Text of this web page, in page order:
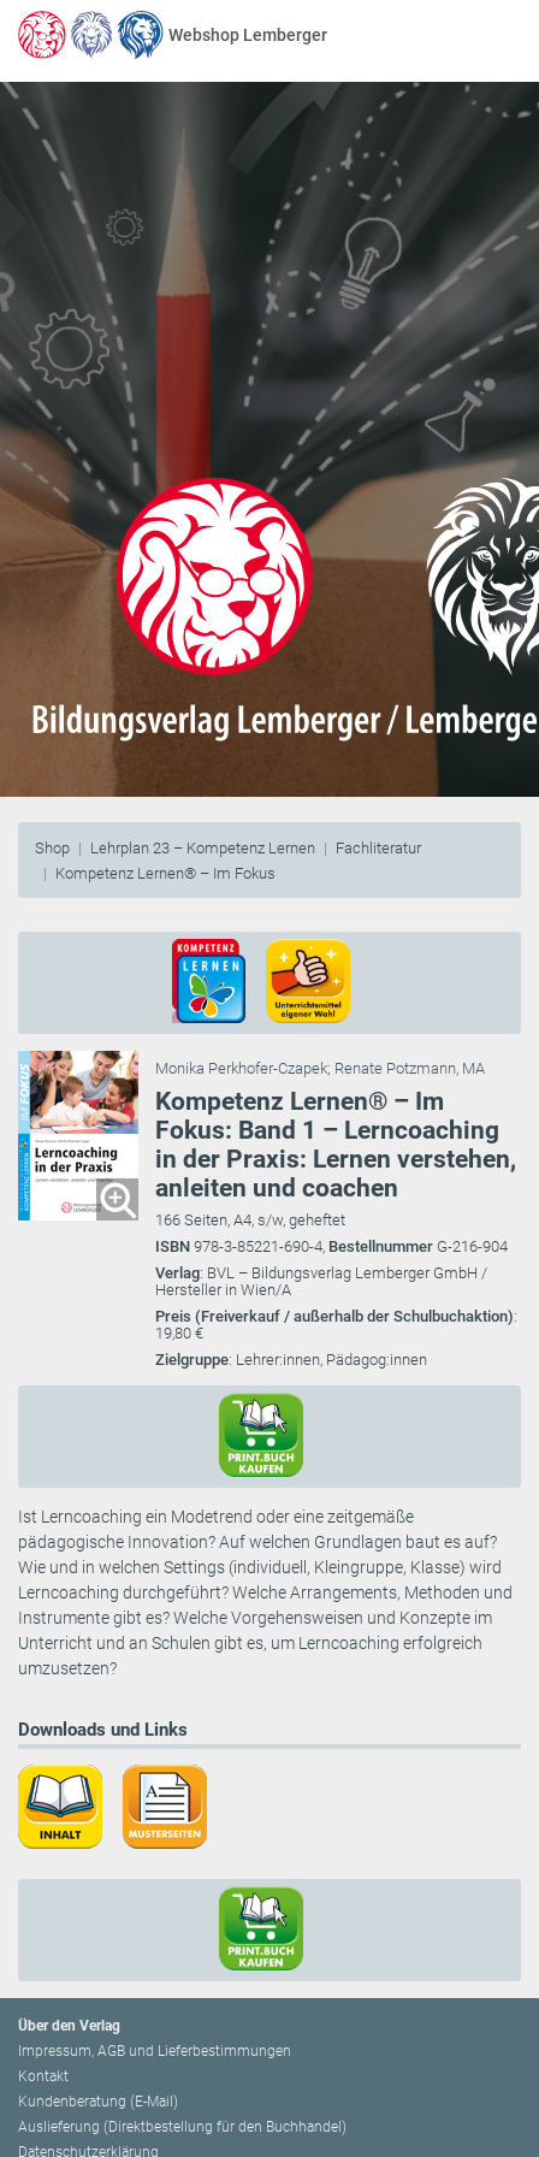
Webshop Lemberger
Shop Lehrplan 23 – Kompetenz Lernen
Fachliteratur
Kompetenz Lernen® – Im Fokus
Monika Perkhofer-Czapek; Renate Potzmann, MA
Kompetenz Lernen® – Im
Fokus: Band 1 – Lerncoaching
in der Praxis: Lernen verstehen,
anleiten und coachen
166 Seiten, A4, s/w, geheftet
ISBN 978-3-85221-690-4, Bestellnummer G-216-904
Verlag: BVL – Bildungsverlag Lemberger GmbH /
Hersteller in Wien/A
Preis (Freiverkauf / außerhalb der Schulbuchaktion):
19,80 €
Zielgruppe: Lehrer:innen, Pädagog:innen
Ist Lerncoaching ein Modetrend oder eine zeitgemäße
pädagogische Innovation? Auf welchen Grundlagen baut es auf?
Wie und in welchen Settings (individuell, Kleingruppe, Klasse) wird
Lerncoaching durchgeführt? Welche Arrangements, Methoden und
Instrumente gibt es? Welche Vorgehensweisen und Konzepte im
Unterricht und an Schulen gibt es, um Lerncoaching erfolgreich
umzusetzen?
Downloads und Links
Über den Verlag
Impressum, AGB und Lieferbestimmungen
Kontakt
Kundenberatung (E-Mail)
Auslieferung (Direktbestellung für den Buchhandel)
Datenschutzerklärung